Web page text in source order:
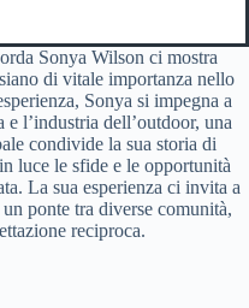
Sonya Wilson ci mostra
di vitale importanza nello
Sonya si impegna a
l’industria dell’outdoor, una
condivide la sua storia di
luce le sfide e le opportunità
La sua esperienza ci invita a
ponte tra diverse comunità,
reciproca.